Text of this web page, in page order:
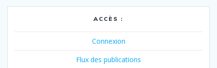
ACCÈS :
Connexion
Flux des publications